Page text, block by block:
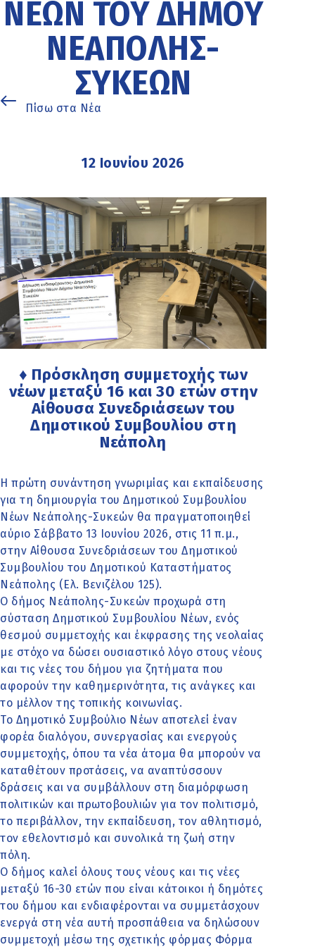
ΝΈΩΝ ΤΟΥ ΔΉΜΟΥ
ΝΕΆΠΟΛΗΣ-
ΣΥΚΕΏΝ
Πίσω στα Νέα
12 Ιουνίου 2026
♦ Πρόσκληση συμμετοχής των
νέων μεταξύ 16 και 30 ετών στην
Αίθουσα Συνεδριάσεων του
Δημοτικού Συμβουλίου στη
Νεάπολη
Η πρώτη συνάντηση γνωριμίας και εκπαίδευσης
για τη δημιουργία του Δημοτικού Συμβουλίου
Νέων Νεάπολης-Συκεών θα πραγματοποιηθεί
αύριο Σάββατο 13 Ιουνίου 2026, στις 11 π.μ.,
στην Αίθουσα Συνεδριάσεων του Δημοτικού
Συμβουλίου του Δημοτικού Καταστήματος
Νεάπολης (Ελ. Βενιζέλου 125).
Ο δήμος Νεάπολης-Συκεών προχωρά στη
σύσταση Δημοτικού Συμβουλίου Νέων, ενός
θεσμού συμμετοχής και έκφρασης της νεολαίας
με στόχο να δώσει ουσιαστικό λόγο στους νέους
και τις νέες του δήμου για ζητήματα που
αφορούν την καθημερινότητα, τις ανάγκες και
το μέλλον της τοπικής κοινωνίας.
Το Δημοτικό Συμβούλιο Νέων αποτελεί έναν
φορέα διαλόγου, συνεργασίας και ενεργούς
συμμετοχής, όπου τα νέα άτομα θα μπορούν να
καταθέτουν προτάσεις, να αναπτύσσουν
δράσεις και να συμβάλλουν στη διαμόρφωση
πολιτικών και πρωτοβουλιών για τον πολιτισμό,
το περιβάλλον, την εκπαίδευση, τον αθλητισμό,
τον εθελοντισμό και συνολικά τη ζωή στην
πόλη.
Ο δήμος καλεί όλους τους νέους και τις νέες
μεταξύ 16-30 ετών που είναι κάτοικοι ή δημότες
του δήμου και ενδιαφέρονται να συμμετάσχουν
ενεργά στη νέα αυτή προσπάθεια να δηλώσουν
συμμετοχή μέσω της σχετικής φόρμας Φόρμα